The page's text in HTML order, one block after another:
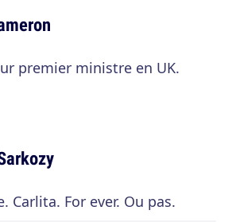
premier ministre en UK.
Carlita. For ever. Ou pas.